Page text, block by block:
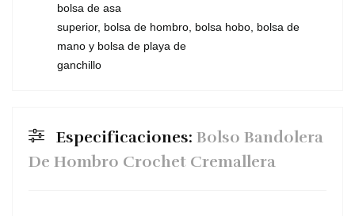
bolsa de asa
superior, bolsa de hombro, bolsa hobo, bolsa de
mano y bolsa de playa de
ganchillo
Especificaciones: Bolso Bandolera
De Hombro Crochet Cremallera